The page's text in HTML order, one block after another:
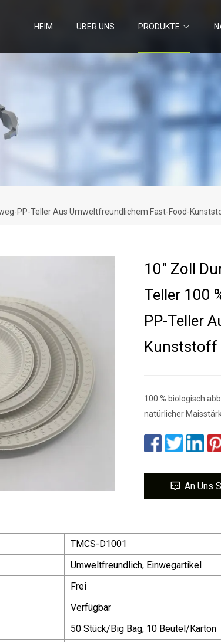
HEIM ÜBER UNS PRODUKTE
PP-Teller Aus Umweltfreundlichem Fast-Food-
10" Zoll
Teller 100
PP-Teller
Kunststoff
100 % biologisch
natürlicher
An Uns
TMCS-D1001
Umweltfreundlich, Einwegartikel
Frei
Verfügbar
50 Stück/Big Bag, 10 Beutel/Karton